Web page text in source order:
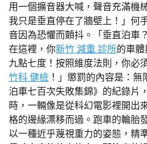
用一個擴音器大喊，聲音充滿機
我只是垂直停在了牆壁上！」何
音因為恐懼而顫抖。「垂直泊車
在這裡，你新竹 減重 診所的車
九點七度！按照維度法則，你必
竹科 健檢 ！」懲罰的內容是：
泊車七百次失敗集錦》的紀錄片
時，一輛像是從科幻電影裡開出
格的邊緣漂移而過。跑車的輪胎
以一種近乎蔑視重力的姿態，精